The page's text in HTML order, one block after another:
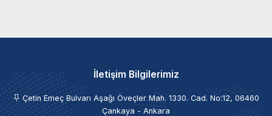
İletişim Bilgilerimiz
Çetin Emeç Bulvarı Aşağı Öveçler Mah. 1330. Cad. No:12, 06460
Çankaya - Ankara